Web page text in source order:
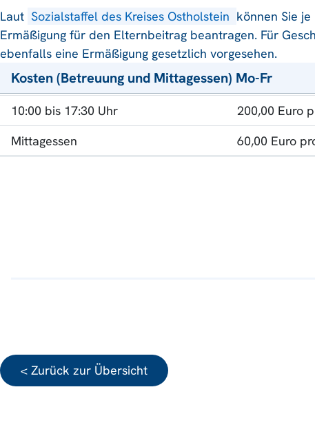
Laut Sozialstaffel des Kreises Ostholstein können Sie
Ermäßigung für den Elternbeitrag beantragen. Für
ebenfalls eine Ermäßigung gesetzlich vorgesehen.
Kosten (Betreuung und Mittagessen) Mo-Fr
10:00 bis 17:30 Uhr
200,00 Euro
Mittagessen
60,00 Euro
< Zurück zur Übersicht